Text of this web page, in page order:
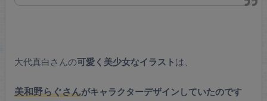
大代真白さんの可愛く美少女なイラスト は、
美和野らぐさんがキャラクターデザインしていたのです